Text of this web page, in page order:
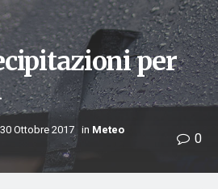
per
30 Ottobre 2017 in Meteo
0